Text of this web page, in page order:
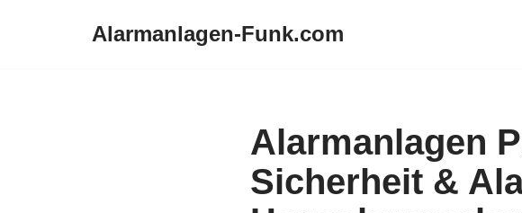
Alarmanlagen-Funk.com
Alarmanlagen
Sicherheit &